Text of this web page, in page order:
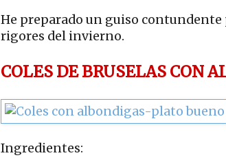
He preparado un guiso
rigores del invierno.
COLES DE BRUSELAS CON
Ingredientes: